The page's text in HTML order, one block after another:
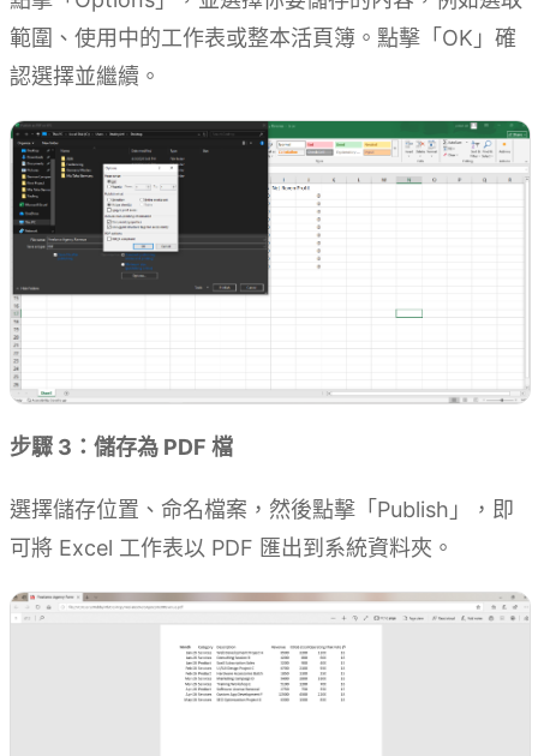
範圍、使用中的工作表或整本活頁簿。點擊「OK」確
認選擇並繼續。
步驟 3：儲存為 PDF 檔
選擇儲存位置、命名檔案，然後點擊「Publish」，即
可將 Excel 工作表以 PDF 匯出到系統資料夾。